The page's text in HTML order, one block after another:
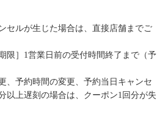
セルが生じた場合は、直接店舗までご
限］1営業日前の受付時間終了まで（予
、予約時間の変更、予約当日キャンセ
以上遅刻の場合は、クーポン1回分が失